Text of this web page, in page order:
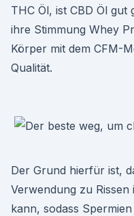
THC Öl, ist CBD Öl gut
ihre Stimmung Whey
Körper mit dem CFM-
Qualität.
Der Grund hierfür ist,
Verwendung zu
kann, sodass